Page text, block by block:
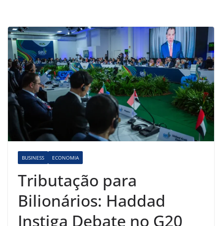
BUSINESS ECONOMIA
Tributação para
Bilionários: Haddad
Instiga Debate no G20